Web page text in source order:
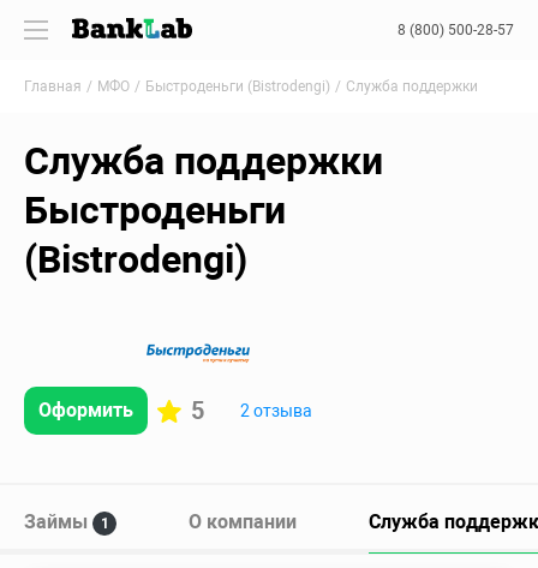
8 (800) 500-28-57
Главная МФО Быстроденьги (Bistrodengi) Служба поддержки
Служба поддержки
Быстроденьги
(Bistrodengi)
Оформить 5 2 отзыва
Займы 1 О компании Служба